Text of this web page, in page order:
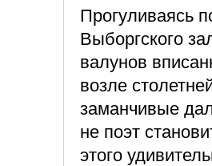
Прогуливаясь
Выборгского
валунов
возле
заманчивые
не поэт
этого